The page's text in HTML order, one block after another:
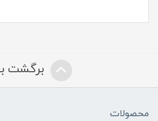
برگشت
محصولات